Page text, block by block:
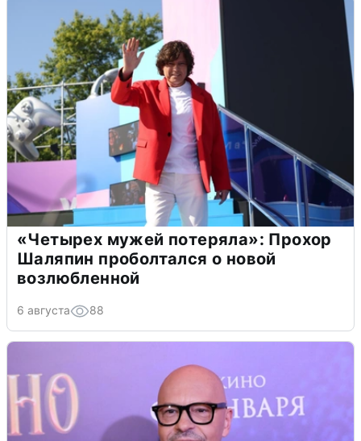
«Четырех мужей потеряла»: Прохор
Шаляпин проболтался о новой
возлюбленной
6 августа 88